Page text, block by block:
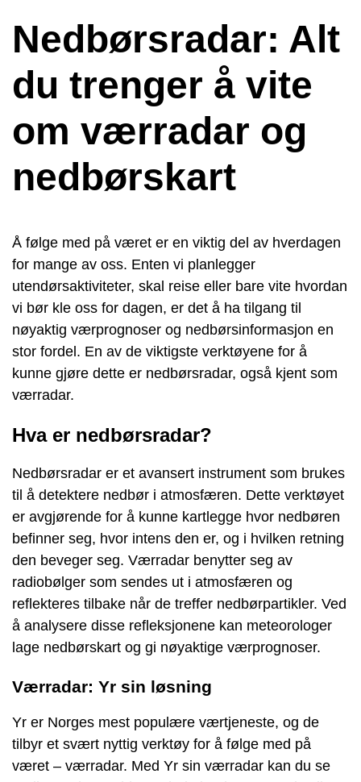
Nedbørsradar: Alt
du trenger å vite
om værradar og
nedbørskart
Å følge med på været er en viktig del av hverdagen
for mange av oss. Enten vi planlegger
utendørsaktiviteter, skal reise eller bare vite hvordan
vi bør kle oss for dagen, er det å ha tilgang til
nøyaktig værprognoser og nedbørsinformasjon en
stor fordel. En av de viktigste verktøyene for å
kunne gjøre dette er nedbørsradar, også kjent som
værradar.
Hva er nedbørsradar?
Nedbørsradar er et avansert instrument som brukes
til å detektere nedbør i atmosfæren. Dette verktøyet
er avgjørende for å kunne kartlegge hvor nedbøren
befinner seg, hvor intens den er, og i hvilken retning
den beveger seg. Værradar benytter seg av
radiobølger som sendes ut i atmosfæren og
reflekteres tilbake når de treffer nedbørpartikler. Ved
å analysere disse refleksjonene kan meteorologer
lage nedbørskart og gi nøyaktige værprognoser.
Værradar: Yr sin løsning
Yr er Norges mest populære værtjeneste, og de
tilbyr et svært nyttig verktøy for å følge med på
været – værradar. Med Yr sin værradar kan du se